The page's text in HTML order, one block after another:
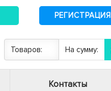
РЕГИСТРАЦИЯ
Товаров: На сумму:
Контакты